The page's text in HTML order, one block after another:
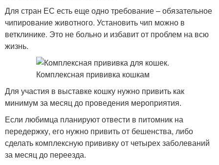
Для стран ЕС есть еще одно требование – обязательное
чипирование животного. Установить чип можно в
ветклинике. Это не больно и избавит от проблем на всю
жизнь.
Для участия в выставке кошку нужно привить как
минимум за месяц до проведения мероприятия.
Если любимца планируют отвести в питомник на
передержку, его нужно привить от бешенства, либо
сделать комплексную прививку от четырех заболеваний
за месяц до переезда.